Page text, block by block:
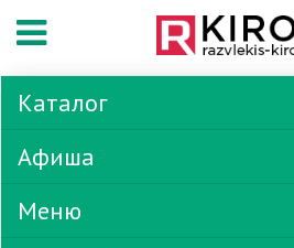
Каталог
Афиша
Меню